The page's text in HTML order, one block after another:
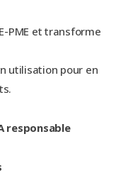
PME et transforme
utilisation pour en
responsable